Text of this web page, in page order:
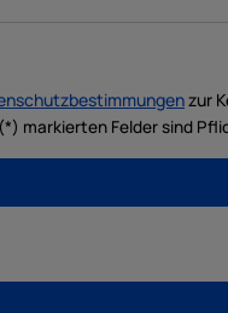
zur
markierten Felder sind